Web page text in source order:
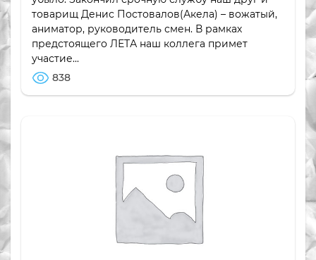
товарищ Денис Постовалов(Акела) – вожатый,
аниматор, руководитель смен. В рамках
предстоящего ЛЕТА наш коллега примет
участие...
838